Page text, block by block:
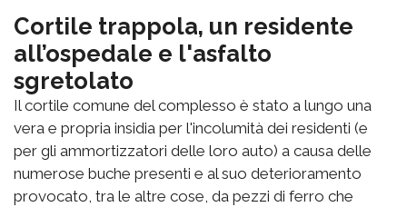
Cortile trappola, un residente
all’ospedale e l'asfalto
sgretolato
Il cortile comune del complesso è stato a lungo una
vera e propria insidia per l'incolumità dei residenti (e
per gli ammortizzatori delle loro auto) a causa delle
numerose buche presenti e al suo deterioramento
provocato, tra le altre cose, da pezzi di ferro che